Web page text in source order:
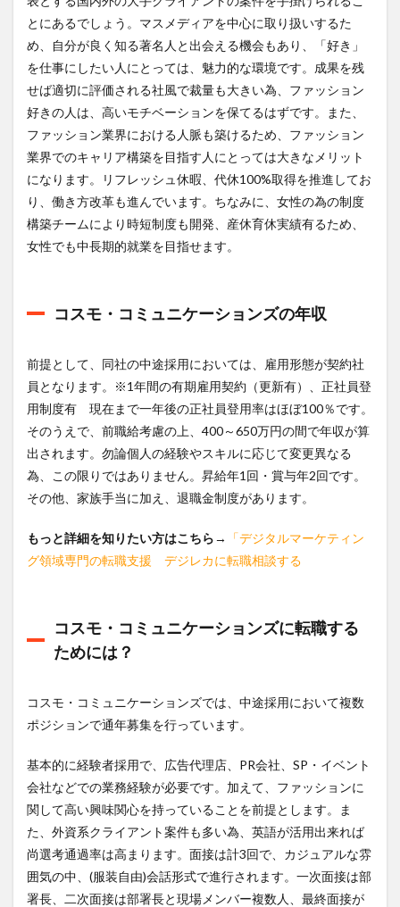
とにあるでしょう。マスメディアを中心に取り扱いするた
め、自分が良く知る著名人と出会える機会もあり、「好き」
を仕事にしたい人にとっては、魅力的な環境です。成果を残
せば適切に評価される社風で裁量も大きい為、ファッション
好きの人は、高いモチベーションを保てるはずです。また、
ファッション業界における人脈も築けるため、ファッション
業界でのキャリア構築を目指す人にとっては大きなメリット
になります。リフレッシュ休暇、代休100%取得を推進してお
り、働き方改革も進んでいます。ちなみに、女性の為の制度
構築チームにより時短制度も開発、産休育休実績有るため、
女性でも中長期的就業を目指せます。
コスモ・コミュニケーションズの年収
前提として、同社の中途採用においては、雇用形態が契約社
員となります。※1年間の有期雇用契約（更新有）、正社員登
用制度有 現在まで一年後の正社員登用率はほぼ100％です。
そのうえで、前職給考慮の上、400～650万円の間で年収が算
出されます。勿論個人の経験やスキルに応じて変更異なる
為、この限りではありません。昇給年1回・賞与年2回です。
その他、家族手当に加え、退職金制度があります。
もっと詳細を知りたい方はこちら→
「デジタルマーケティン
グ領域専門の転職支援 デジレカに転職相談する
コスモ・コミュニケーションズに転職する
ためには？
コスモ・コミュニケーションズでは、中途採用において複数
ポジションで通年募集を行っています。
基本的に経験者採用で、広告代理店、PR会社、SP・イベント
会社などでの業務経験が必要です。加えて、ファッションに
関して高い興味関心を持っていることを前提とします。ま
た、外資系クライアント案件も多い為、英語が活用出来れば
尚選考通過率は高まります。面接は計3回で、カジュアルな雰
囲気の中、(服装自由)会話形式で進行されます。一次面接は部
署長、二次面接は部署長と現場メンバー複数人、最終面接が